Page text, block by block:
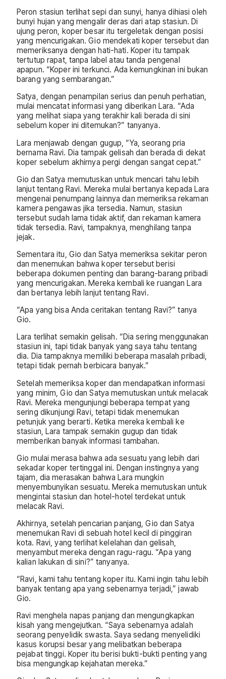
Peron stasiun terlihat sepi dan sunyi, hanya dihiasi oleh
bunyi hujan yang mengalir deras dari atap stasiun. Di
ujung peron, koper besar itu tergeletak dengan posisi
yang mencurigakan. Gio mendekati koper tersebut dan
memeriksanya dengan hati-hati. Koper itu tampak
tertutup rapat, tanpa label atau tanda pengenal
apapun. “Koper ini terkunci. Ada kemungkinan ini bukan
barang yang sembarangan.”
Satya, dengan penampilan serius dan penuh perhatian,
mulai mencatat informasi yang diberikan Lara. “Ada
yang melihat siapa yang terakhir kali berada di sini
sebelum koper ini ditemukan?” tanyanya.
Lara menjawab dengan gugup, “Ya, seorang pria
bernama Ravi. Dia tampak gelisah dan berada di dekat
koper sebelum akhirnya pergi dengan sangat cepat.”
Gio dan Satya memutuskan untuk mencari tahu lebih
lanjut tentang Ravi. Mereka mulai bertanya kepada Lara
mengenai penumpang lainnya dan memeriksa rekaman
kamera pengawas jika tersedia. Namun, stasiun
tersebut sudah lama tidak aktif, dan rekaman kamera
tidak tersedia. Ravi, tampaknya, menghilang tanpa
jejak.
Sementara itu, Gio dan Satya memeriksa sekitar peron
dan menemukan bahwa koper tersebut berisi
beberapa dokumen penting dan barang-barang pribadi
yang mencurigakan. Mereka kembali ke ruangan Lara
dan bertanya lebih lanjut tentang Ravi.
“Apa yang bisa Anda ceritakan tentang Ravi?” tanya
Gio.
Lara terlihat semakin gelisah. “Dia sering menggunakan
stasiun ini, tapi tidak banyak yang saya tahu tentang
dia. Dia tampaknya memiliki beberapa masalah pribadi,
tetapi tidak pernah berbicara banyak.”
Setelah memeriksa koper dan mendapatkan informasi
yang minim, Gio dan Satya memutuskan untuk melacak
Ravi. Mereka mengunjungi beberapa tempat yang
sering dikunjungi Ravi, tetapi tidak menemukan
petunjuk yang berarti. Ketika mereka kembali ke
stasiun, Lara tampak semakin gugup dan tidak
memberikan banyak informasi tambahan.
Gio mulai merasa bahwa ada sesuatu yang lebih dari
sekadar koper tertinggal ini. Dengan instingnya yang
tajam, dia merasakan bahwa Lara mungkin
menyembunyikan sesuatu. Mereka memutuskan untuk
mengintai stasiun dan hotel-hotel terdekat untuk
melacak Ravi.
Akhirnya, setelah pencarian panjang, Gio dan Satya
menemukan Ravi di sebuah hotel kecil di pinggiran
kota. Ravi, yang terlihat kelelahan dan gelisah,
menyambut mereka dengan ragu-ragu. “Apa yang
kalian lakukan di sini?” tanyanya.
“Ravi, kami tahu tentang koper itu. Kami ingin tahu lebih
banyak tentang apa yang sebenarnya terjadi,” jawab
Gio.
Ravi menghela napas panjang dan mengungkapkan
kisah yang mengejutkan. “Saya sebenarnya adalah
seorang penyelidik swasta. Saya sedang menyelidiki
kasus korupsi besar yang melibatkan beberapa
pejabat tinggi. Koper itu berisi bukti-bukti penting yang
bisa mengungkap kejahatan mereka.”